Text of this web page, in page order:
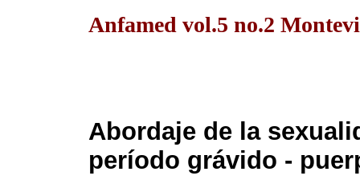
Anfamed vol.5 no.2
Abordaje de la
período grávido -